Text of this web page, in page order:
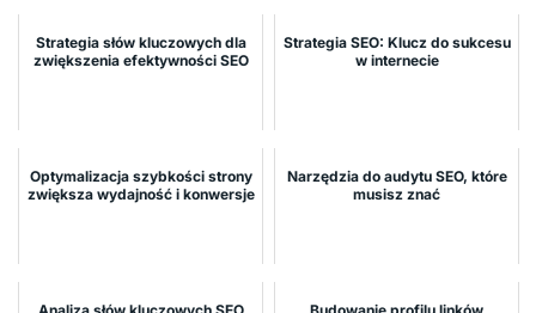
Strategia słów kluczowych dla
zwiększenia efektywności SEO
Strategia SEO: Klucz do sukcesu
w internecie
Optymalizacja szybkości strony
zwiększa wydajność i konwersje
Narzędzia do audytu SEO, które
musisz znać